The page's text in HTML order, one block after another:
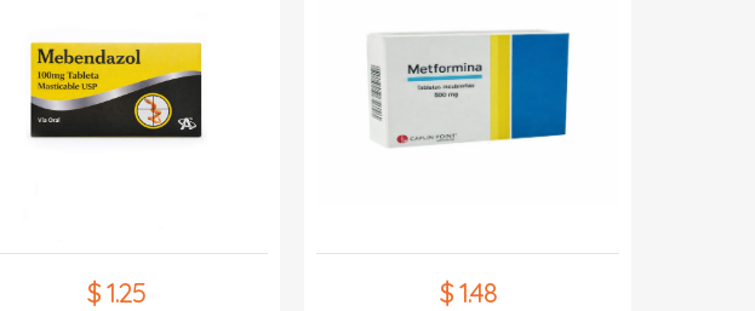
$ 1.25 $ 1.48